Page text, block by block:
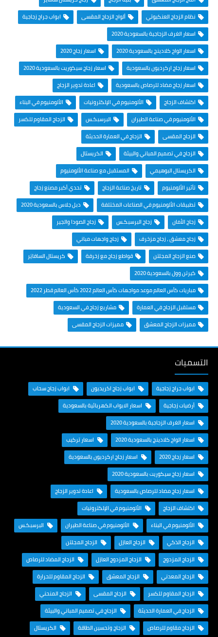
نظام الزجاج العنكبوتي
ألواح الزجاج المقسى
ابواب جراج زجاجية
اسعار الغرف الزجاجية بالسعودية 2020
اسعار الواح كلادينج بالسعودية 2020
اسعار زجاج 2020
اسعار زجاج اركرديون بالسعودية
اسعار زجاج سيكوريت بالسعودية 2020
اسعار زجاج مضاد للرصاص بالسعودية
اعادة تدوير الزجاج
اكتشاف الزجاج
الألومنيوم في الإلكترونيات
الألومنيوم في البناء
الألومنيوم في صناعة الطيران
البرسبكـس
الزجاج المقاوم للكسر
الزجاج المقسى
الزجاج في العمارة الحديثة
الزجاج في تصميم المباني والبيئة
الكريستال
الكريستال البوهيمي
المستقبل مع صناعة الألومنيوم
تأثير الألومنيوم
تاريخ صناعة الزجاج
تحدي أكبر مصنع زجاج
تطبيقات الألومنيوم في الصناعات المختلفة
دبل جلاس بالسعودية 2020
زجاج الأمان
زجاج البرسبكـس
زجاج الصودا والجير
زجاج معشق ، زجاج مزخرف
زجاج واجهات مباني
صنع الزجاج المجلتن
قواطع زجاج مع زخرفة
كريستال السافايَر
كيرتن وول بالسعودية 2020
مباريات كأس العالم موعد مواجهات كأس العالم 2022 كأس العالم قطر 2022
مستقبل الزجاج في العمارة
مشاريع زجاج في السعودية
مميزات الزجاج المعشق
مميزات الزجاج المقسى
التسميات
ابواب جراج زجاجية ابواب زجاج اكريديون
ابواب زجاج سحاب
أرضيات زجاجية
اسعار الابواب الكهربائية بالسعودية
اسعار الغرف الزجاجية بالسعودية 2020
اسعار الواح كلادينج بالسعودية 2020
اسعار تركيب
اسعار زجاج 2020
اسعار زجاج اركرديون بالسعودية
اسعار زجاج سيكوريت بالسعودية 2020
اسعار زجاج مضاد للرصاص بالسعودية
اعادة تدوير الزجاج
اكتشاف الزجاج
الألومنيوم في الإلكترونيات
الألومنيوم في البناء
الألومنيوم في صناعة الطيران
البرسبكـس
الزجاج الذكي
الزجاج العازل
الزجاج المجلتن
الزجاج المزدوج
الزجاج المزدوج العازل
الزجاج المضاد للرصاص
الزجاج المعدني
الزجاج المعشق
الزجاج المقاوم للحرارة
الزجاج المقاوم للكسر
الزجاج المقسى
الزجاج المنحني
الزجاج في العمارة الحديثة
الزجاج في تصميم المباني والبيئة
الزجاج مقاوم للرصاص
الزجاج وتحسين الطاقة
الكريستال